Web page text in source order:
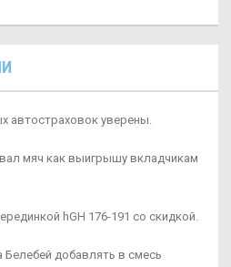
автостраховок уверены.
мяч как выигрышу вкладчикам
hGH 176-191 со скидкой.
добавлять в смесь